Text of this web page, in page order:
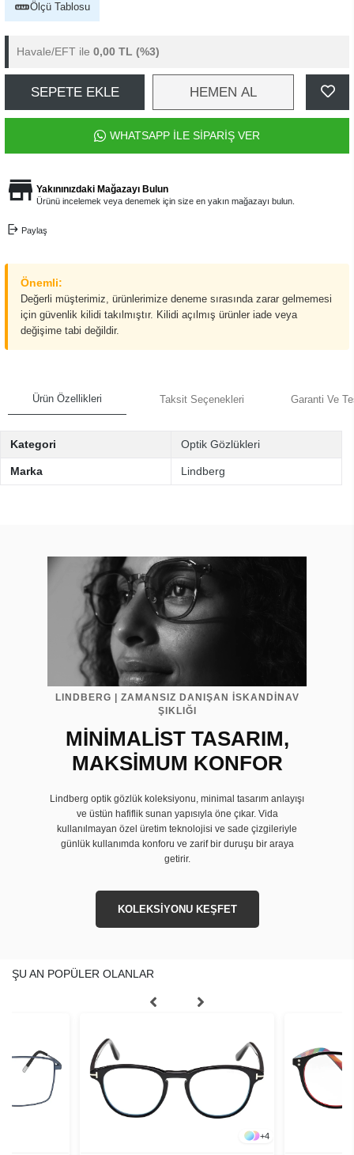
Ölçü Tablosu
Havale/EFT ile 0,00 TL (%3)
SEPETE EKLE HEMEN AL
WHATSAPP İLE SİPARİŞ VER
Yakınınızdaki Mağazayı Bulun
Ürünü incelemek veya denemek için size en yakın mağazayı bulun.
Paylaş
Önemli:
Değerli müşterimiz, ürünlerimize deneme sırasında zarar gelmemesi
için güvenlik kilidi takılmıştır. Kilidi açılmış ürünler iade veya
değişime tabi değildir.
Ürün Özellikleri Taksit Seçenekleri Garanti Ve
Kategori Optik Gözlükleri
Marka Lindberg
LINDBERG | ZAMANSIZ DANIŞAN İSKANDİNAV
ŞIKLIĞI
MİNİMALİST TASARIM,
MAKSİMUM KONFOR
Lindberg optik gözlük koleksiyonu, minimal tasarım anlayışı
ve üstün hafiflik sunan yapısıyla öne çıkar. Vida
kullanılmayan özel üretim teknolojisi ve sade çizgileriyle
günlük kullanımda konforu ve zarif bir duruşu bir araya
getirir.
KOLEKSİYONU KEŞFET
ŞU AN POPÜLER OLANLAR
+4